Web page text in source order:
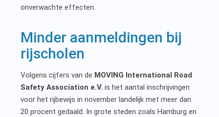
onverwachte effecten.
Minder aanmeldingen bij
rijscholen
Volgens cijfers van de MOVING International Road
Safety Association e.V. is het aantal inschrijvingen
voor het rijbewijs in november landelijk met meer dan
20 procent gedaald. In grote steden zoals Hamburg en